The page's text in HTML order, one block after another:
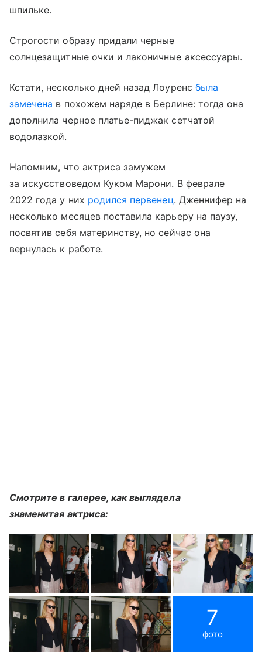
шпильке.
Строгости образу придали черные
солнцезащитные очки и лаконичные аксессуары.
Кстати, несколько дней назад Лоуренс была
замечена в похожем наряде в Берлине: тогда она
дополнила черное платье-пиджак сетчатой
водолазкой.
Напомним, что актриса замужем
за искусствоведом Куком Марони. В феврале
2022 года у них родился первенец. Дженнифер на
несколько месяцев поставила карьеру на паузу,
посвятив себя материнству, но сейчас она
вернулась к работе.
Смотрите в галерее, как выглядела
знаменитая актриса:
7
фото